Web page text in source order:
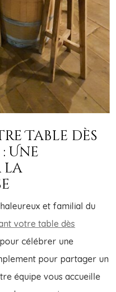
Table dès
Une
la
et familial du
votre table dès
célébrer une
pour partager un
équipe vous accueille